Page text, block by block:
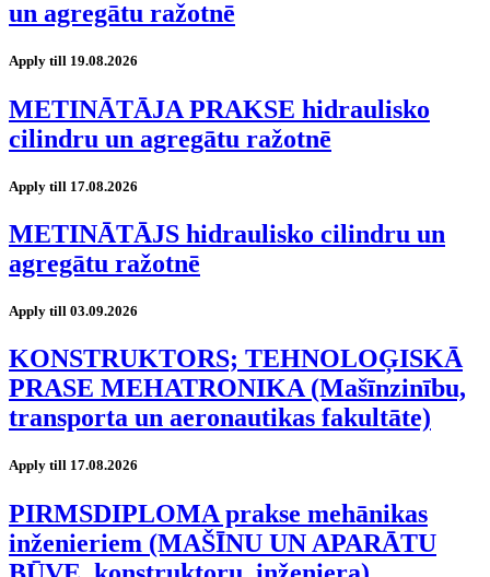
un agregātu ražotnē
Apply till 19.08.2026
METINĀTĀJA PRAKSE hidraulisko
cilindru un agregātu ražotnē
Apply till 17.08.2026
METINĀTĀJS hidraulisko cilindru un
agregātu ražotnē
Apply till 03.09.2026
KONSTRUKTORS; TEHNOLOĢISKĀ
PRASE MEHATRONIKA (Mašīnzinību,
transporta un aeronautikas fakultāte)
Apply till 17.08.2026
PIRMSDIPLOMA prakse mehānikas
inženieriem (MAŠĪNU UN APARĀTU